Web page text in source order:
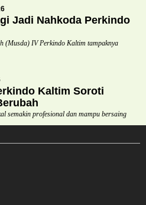
Jadi Nahkoda Perkindo
IV Perkindo Kaltim tampaknya
Kaltim Soroti
semakin profesional dan mampu bersaing